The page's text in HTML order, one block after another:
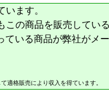
ます。
の商品を販売してい
ている商品が弊社がメ
適格販売により収入を得ています。